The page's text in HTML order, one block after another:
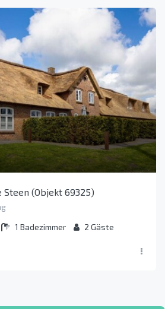
Steen (Objekt 69325)
1 Badezimmer 2 Gäste